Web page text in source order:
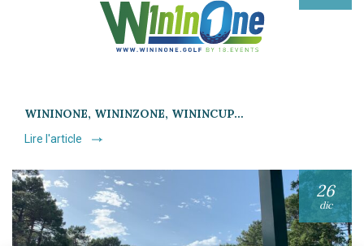
WININONE, WININZONE, WININCUP…
Lire l'article
26
dic